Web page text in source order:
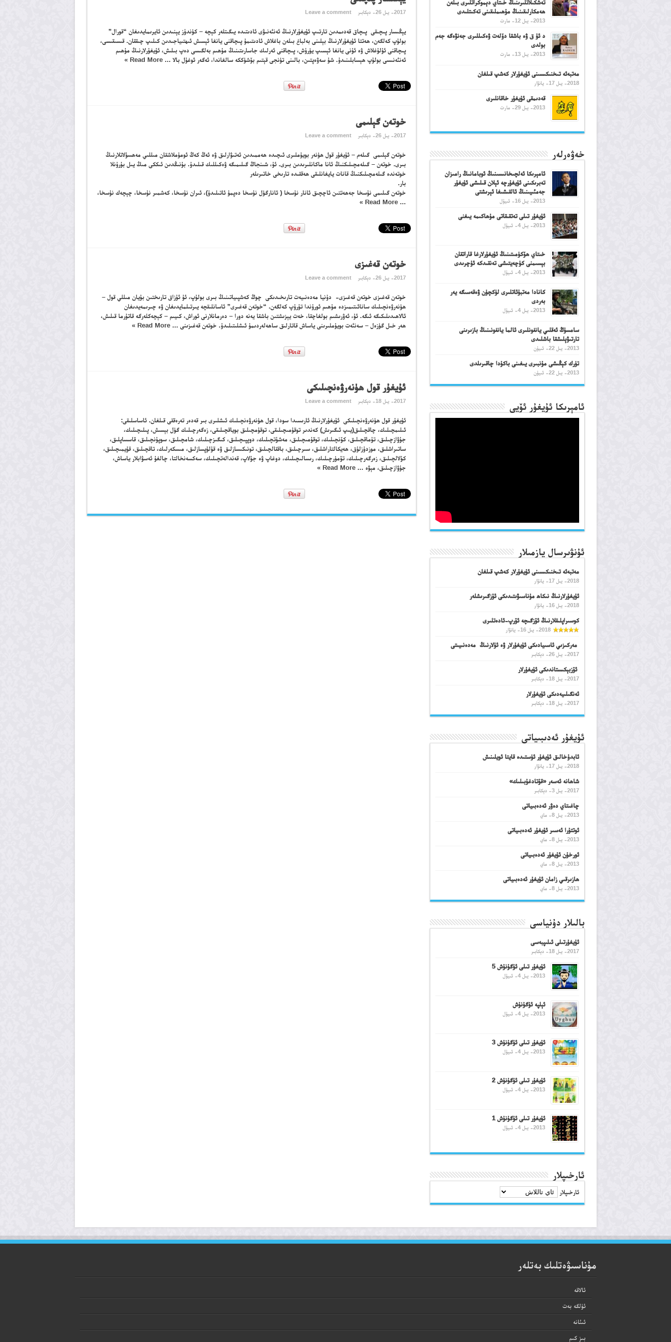
2017- يىل 26- دېكابىر Leave a comment
يېڭىسار پىچىقى پىچاق قەدىمدىن تارتىپ ئۇيغۇرلارنىڭ ئەنئەنىۋى ئادىتىدە يىگىتلەر كېچە – كۈندۈز يېنىدىن ئايرىمايدىغان “قورال”
بولۇپ كەلگەن، ھەتتا ئۇيغۇرلارنىڭ بېلىنى بەلباغ بىلەن باغلاش ئادىتىمۇ پىچاقنى يانغا ئېسىش ئىھتىياجىدىن كىلىپ چىققان. قىسىقىسى،
پىچاقنى ئۇلۇغلاش ۋە ئۇنى يانغا ئېسىپ يۈرۈش، پىچاقنى ئەرلىك جاسارىتىنىڭ مۇھىم بەلگىسى دەپ بىلىش، ئۇيغۇرلارنىڭ مۇھىم
ئەنئەنىسى بولۇپ ھېسابلىنىدۇ. شۇ سەۋەپتىن، بالىنى تۈنجى قېتىم بۆشۈككە سالغاندا، ئەگەر ئوغۇل بالا ...Read More »
خوتەن گېلىمى
2017- يىل 26- دېكابىر Leave a comment
خوتەن گېلىمى گىلەم – ئۇيغۇر قول ھۈنەر بويۇملىرى ئىچىدە ھەممىدىن ئەتىۋارلىق ۋە ئەڭ كەڭ ئومۇملاشقان مىللىي مەھسۇلاتلارنىڭ
بىرى. خوتەن – گىلەمچىلىكنىڭ ئانا ماكانلىرىدىن بىرى. ئۇ، شىنجاڭ گىلىمىگە ۋەكىللىك قىلىدۇ. بۇنىڭدىن ئىككى مىڭ يىل بۇرۇنلا
خوتەندە گىلەمچىلىكنىڭ قانات يايغانلىقى ھەققىدە تارىخى خاتىرىلەر
خوتەن گىلىمى نۇسخا جەھەتتىن ئاچچىق ئانار نۇسخا ( ئانارگۈل نۇسخا دەپمۇ ئاتىلىدۇ)، ئىران نۇسخا، كەشمىر نۇسخا، چېچەك نۇسخا،
...
Read More »
خوتەن قەغىزى
2017- يىل 26- دېكابىر Leave a comment
خوتەن قەغىزى خوتەن قەغىزى- دۇنيا مەدەنىيەت تارىخىدىكى چوڭ كەشپىياتىنىڭ بىرى بولۇپ، ئۇ ئۇزاق تارىختىن بۇيان مىللي قول –
ھۈنەرۋەنچىلىك سانائىتىمىزدە مۇھىم ئورۇندا تۇرۇپ كەلگەن. “خوتەن قەغىرى” ئاسانلىقچە يىرتىلمايدىغان ۋە چىرىمەيدىغان
ئالاھىدىلىكىگە ئىگە. ئۇ، ئەۋرىشىم بولغاچقا، خەت يېزىشتىن باشقا يەنە دورا – دەرمانلارنى ئوراش، كىيىم – كېچەكلەرگە قاتۇرما قىلىش،
ھەر خىل گۈزەل – سەنئەت بويۇملىرىنى ياساش قاتارلىق ساھەلەردىمۇ ئىشلىتىلىدۇ. خوتەن قەغىزىنى ...Read More »
ئۇيغۇر قول ھۈنەرۋەنچىلىكى
2017- يىل 18- دېكابىر Leave a comment
ئۇيغۇر قول ھۈنەرۋەنچىلىكى ئۇيغۇرلارنىڭ ئارىسىدا سودا، قول ھۈنەرۋەنچىلىك ئىشلىرى بىر قەدەر تەرەققى قىلغان. ئاساسلىقى:
ئىلىمچىلىك، چاقچىلىق(يىپ ئىگىرىش) كەندىر توقۇمىچىلىقى، توقۇمچىلىق بوياقچىلىقى، زەگەرچىلىك گۈل بېسىش، پىلىچىلىك،
جۇۋازچىلىق، تۇماقچىلىق، كۆنچىلىك، توقۇمىچىلىق، مەشۇتچىلىك، دوپپىچىلىق، كىگىزچىلىك، شامچىلىق، سوپۇنچىلىق، قاسساپلىق،
ساتىراشلىق، موزدۇزلۇق، ھەيكالتاراشلىق، سىرچىلىق، باققالچىلىق، تونىكىسازلىق ۋە قۇلۇپسازلىق، مىسكەرلىك، تاقچىلىق، قۇيمىچىلىق،
كۇلالچىلىق، زەرگەرچىلىك، تۆمۈرچىلىك، رىسالىچىلىك، دوغاپ ۋە جۇلاپ، قەندالەتچىلىك، سەكسەنخالتا، چالغۇ ئەسۋابلار ياساش،
جۇۋازچىلىق، مېۋە ...Read More »
تەشكىلاتلىرىنىڭ خىتاي دېموكراتلىرى بىلەن
ھەمكارلىقىنىڭ مۇھىملىقىنى تەكىتلىدى
2013- يىل 12- مارت
د ئۇ ق ۋە باشقا دۆلەت ۋەكىللىرى جەنۋەگە جەم
بولدى
2013- يىل 13- مارت
مەتبەئە تىخنىكىسىنى ئۇيغۇرلار كەشپ قىلغان
2018- يىل 17- يانۋار
قەدىمقى ئۇيغۇر خاقانلىرى
2013- يىل 29- مارت
خەۋەرلەر
ئامېرىكا ئەلچىخانىسىنىڭ ئوبامانىڭ رامىزان
تەبرىكىنى ئۇيغۇرچە ئېلان قىلىشى ئۇيغۇر
جەمئىيىنىڭ ئالقىشىغا ئېرىشتى
2013- يىل 16- ئىيۇل
ئۇيغۇر تىلى تەتقىقاتى مۇھاكىمە يىغنى
2013- يىل 4- ئىيۇل
خىتاي ھۆكۈمىتىنىڭ ئۇيغۇرلارغا قاراتقان
بېسىمنى كۈچەيتىشى تەنقىدكە ئۇچرىدى
2013- يىل 4- ئىيۇل
كانادا مەتبۇئاتلىرى لۈكچۈن ۋەقەسىگە يەر
بەردى
2013- يىل 4- ئىيۇل
سامسۇڭ ئەقلىي يانفونلىرى ئالما يانفونىنىڭ بازىرىنى
تارتىۋېلىشقا باشلىدى
2013- يىل 22- ئىيۇن
تۈرك كېڭىشى مۇنبىرى يىغىنى باكۇدا چاقىرىلدى
2013- يىل 22- ئىيۇن
ئامېرىكا ئۇيغۇر ئۆيى
ئۇنۋىرسال يازمىلار
مەتبەئە تىخنىكىسىنى ئۇيغۇرلار كەشپ قىلغان
2018- يىل 17- يانۋار
ئۇيغۇرلارنىڭ نىكاھ مۇناسىۋىتىدىكى ئۆزگىرىشلەر
2018- يىل 16- يانۋار
كوسىراپلىقلارنىڭ ئۆزگىچە ئۆرپ-ئادەتلىرى
2018- يىل 16- يانۋار
مەركىزىي ئاسىيادىكى ئۇيغۇرلار ۋە ئۇلارنىڭ مەدەنىيىتى
2017- يىل 26- دېكابىر
ئۆزبېكىستاندىكى ئۇيغۇرلار
2017- يىل 18- دېكابىر
ئەنگىلىيەدىكى ئۇيغۇرلار
2017- يىل 18- دېكابىر
ئۇيغۇر ئەدىبىياتى
ئابدۇخالىق ئۇيغۇر ئۈستىدە قايتا ئويلىنىش
2018- يىل 17- يانۋار
شاھانە ئەسەر «قۇتادغۇبىلىك»
2017- يىل 3- دېكابىر
چاغىتاي دەۋر ئەدەبىياتى
2013- يىل 8- ماي
ئوتتۇرا ئەسىر ئۇيغۇر ئەدەبىياتى
2013- يىل 8- ماي
ئورخۇن ئۇيغۇر ئەدەبىياتى
2013- يىل 8- ماي
ھازىرقىي زامان ئۇيغۇر ئەدەبىياتى
2013- يىل 8- ماي
بالىلار دۇنياسى
ئۇيغۇرتىلى ئىلىپبەسى
2017- يىل 18- دېكابىر
ئۇيغۇر تىلى ئۇگۇنۇش 5
2013- يىل 4- ئىيۇل
ئېلپە ئۇگۇنۇش
2013- يىل 4- ئىيۇل
ئۇيغۇر تىلى ئۇگۇنۇش 3
2013- يىل 4- ئىيۇل
ئۇيغۇر تىلى ئۇگۇنۇش 2
2013- يىل 4- ئىيۇل
ئۇيغۇر تىلى ئۇگۇنۇش 1
2013- يىل 4- ئىيۇل
ئارخىپلار
ئارخىپلار
مۇناسىۋەتلىك بەتلەر
ئالاقە
ئۈلگە بەت
ئىئانە
بىز كىم